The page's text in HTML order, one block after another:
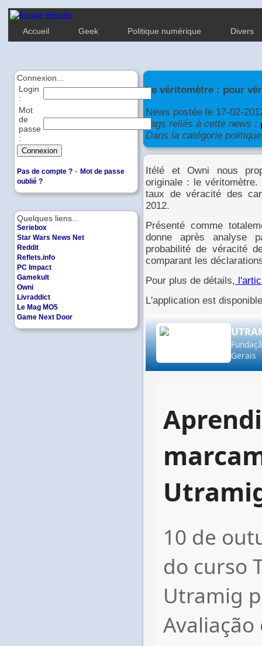
Accueil Geek Politique numérique Divers
Quelques liens...
Seriebox
Star Wars News Net
Reddit
Reflets.info
PC Impact
Gamekult
Owni
Livraddict
Le Mag MO5
Game Next Door
Connexion...
Login
:
Mot
de
passe
:
Pas de compte ? - Mot de passe
oublié ?
Le véritomètre : pour
News postée le 17-02-
Tags reliés à cette news :
Dans la catégorie politique
Itélé et Owni nous
originale : le
taux de véracité des
2012.
Présenté comme
donne après analyse
probabilité de véracité
comparant les
Pour plus de détails,
L'application est